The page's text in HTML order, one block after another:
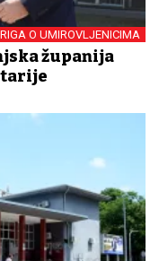
O UMIROVLJENICIMA
županija